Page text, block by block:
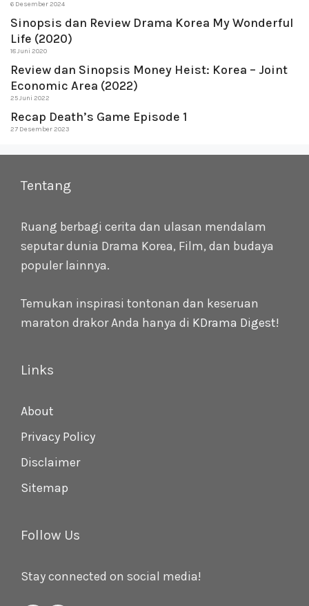
6 Desember 2024
Sinopsis dan Review Drama Korea My Wonderful
Life (2020)
18 Juni 2020
Review dan Sinopsis Money Heist: Korea – Joint
Economic Area (2022)
25 Juni 2022
Recap Death’s Game Episode 1
27 Desember 2023
Tentang
Ruang berbagi cerita dan ulasan mendalam
seputar dunia Drama Korea, Film, dan budaya
populer lainnya.
Temukan inspirasi tontonan dan keseruan
maraton drakor Anda hanya di KDrama Digest!
Links
About
Privacy Policy
Disclaimer
Sitemap
Follow Us
Stay connected on social media!